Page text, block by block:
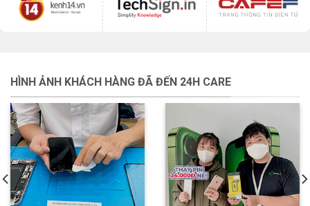
HÌNH ẢNH KHÁCH HÀNG ĐÃ ĐẾN 24H CARE